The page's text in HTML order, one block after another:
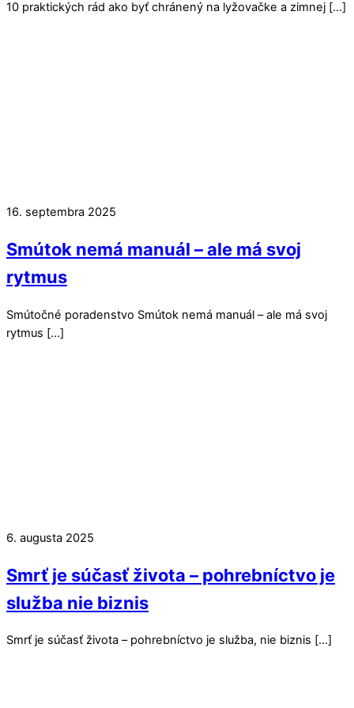
10 praktických rád ako byť chránený na lyžovačke a zimnej […]
16. septembra 2025
Smútok nemá manuál – ale má svoj
rytmus
Smútočné poradenstvo Smútok nemá manuál – ale má svoj
rytmus […]
6. augusta 2025
Smrť je súčasť života – pohrebníctvo je
služba nie biznis
Smrť je súčasť života – pohrebníctvo je služba, nie biznis […]